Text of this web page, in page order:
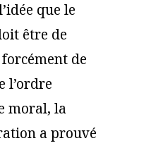
que le
être de
forcément de
l’ordre
moral, la
a prouvé